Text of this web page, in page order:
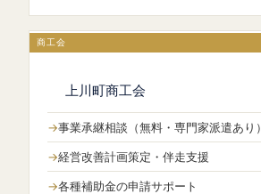
商工会
上川町商工会
事業承継相談（無料・専門家派遣あり）
経営改善計画策定・伴走支援
各種補助金の申請サポート